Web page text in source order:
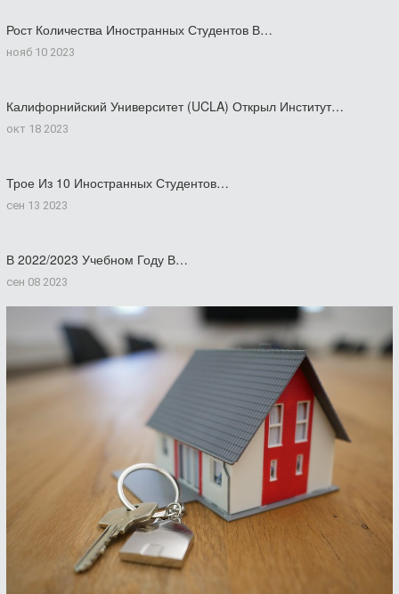
Рост Количества Иностранных Студентов В…
нояб 10 2023
Калифорнийский Университет (UCLA) Открыл Институт…
окт 18 2023
Трое Из 10 Иностранных Студентов…
сен 13 2023
В 2022/2023 Учебном Году В…
сен 08 2023